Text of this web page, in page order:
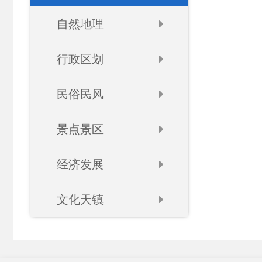
自然地理
行政区划
民俗民风
景点景区
经济发展
文化天镇